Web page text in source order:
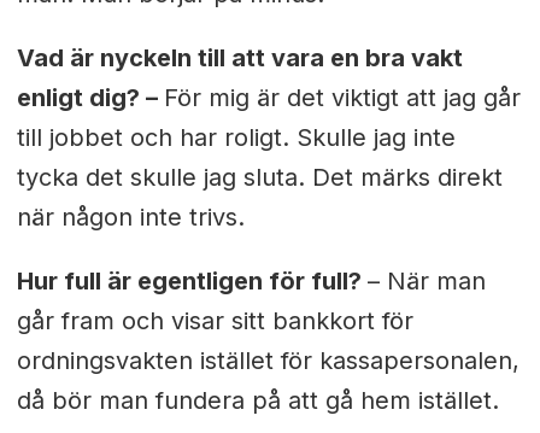
Vad är nyckeln till att vara en bra vakt
enligt dig? – För mig är det viktigt att jag går
till jobbet och har roligt. Skulle jag inte
tycka det skulle jag sluta. Det märks direkt
när någon inte trivs.
Hur full är egentligen för full? – När man
går fram och visar sitt bankkort för
ordningsvakten istället för kassapersonalen,
då bör man fundera på att gå hem istället.